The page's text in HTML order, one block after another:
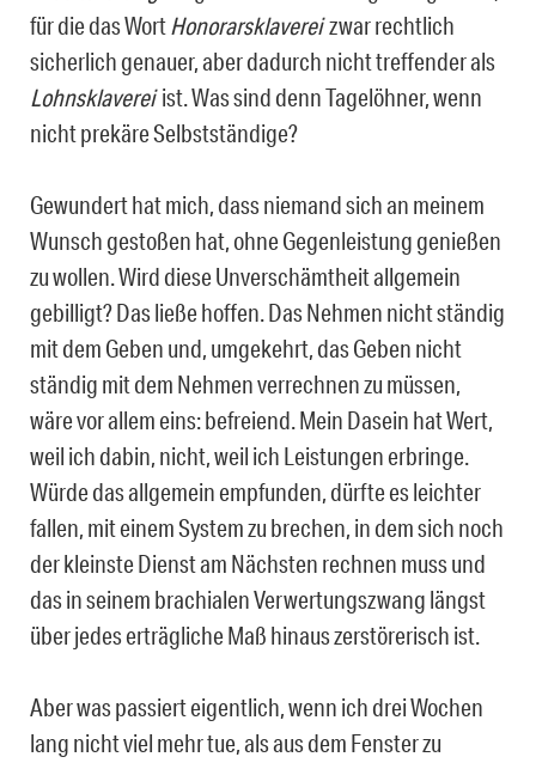
für die das WortHonorarsklavereizwar rechtlich
sicherlich genauer, aber dadurch nicht treffender als
Lohnsklavereiist. Was sind denn Tagelöhner, wenn
nicht prekäre Selbstständige?
Gewundert hat mich, dass niemand sich an meinem
Wunsch gestoßen hat, ohne Gegenleistung genießen
zu wollen. Wird diese Unverschämtheit allgemein
gebilligt? Das ließe hoffen. Das Nehmen nicht ständig
mit dem Geben und, umgekehrt, das Geben nicht
ständig mit dem Nehmen verrechnen zu müssen,
wäre vor allem eins: befreiend. Mein Dasein hat Wert,
weil ich dabin, nicht, weil ich Leistungen erbringe.
Würde das allgemein empfunden, dürfte es leichter
fallen, mit einem System zu brechen, in dem sich noch
der kleinste Dienst am Nächsten rechnen muss und
das in seinem brachialen Verwertungszwang längst
über jedes erträgliche Maß hinaus zerstörerisch ist.
Aber was passiert eigentlich, wenn ich drei Wochen
lang nicht viel mehr tue, als aus dem Fenster zu